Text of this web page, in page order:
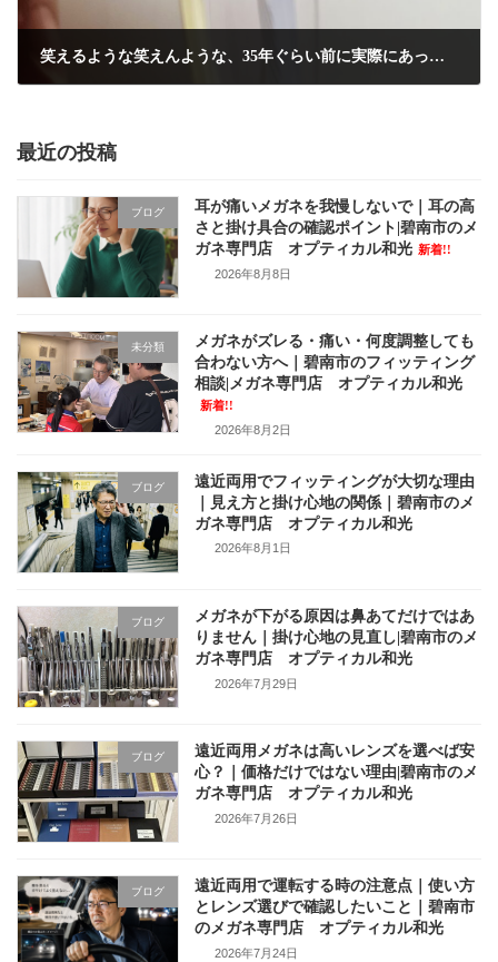
笑えるような笑えんような、35年ぐらい前に実際にあった話。
最近の投稿
ブログ
耳が痛いメガネを我慢しないで｜耳の高
さと掛け具合の確認ポイント|碧南市のメ
ガネ専門店 オプティカル和光 新着!!
2026年8月8日
未分類
メガネがズレる・痛い・何度調整しても
合わない方へ｜碧南市のフィッティング
相談|メガネ専門店 オプティカル和光
新着!!
2026年8月2日
ブログ
遠近両用でフィッティングが大切な理由
｜見え方と掛け心地の関係｜碧南市のメ
ガネ専門店 オプティカル和光
2026年8月1日
ブログ
メガネが下がる原因は鼻あてだけではあ
りません｜掛け心地の見直し|碧南市のメ
ガネ専門店 オプティカル和光
2026年7月29日
ブログ
遠近両用メガネは高いレンズを選べば安
心？｜価格だけではない理由|碧南市のメ
ガネ専門店 オプティカル和光
2026年7月26日
ブログ
遠近両用で運転する時の注意点｜使い方
とレンズ選びで確認したいこと｜碧南市
のメガネ専門店 オプティカル和光
2026年7月24日